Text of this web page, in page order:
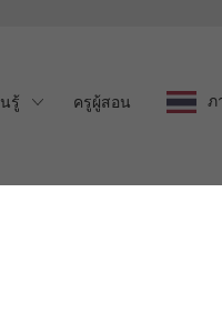
รู้ ครูผู้สอน ภ
ส์